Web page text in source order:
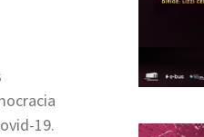
19.